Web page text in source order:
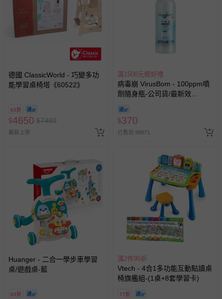
德國 ClassicWorld - 巧變多功
能學習桌椅塔《60522》
62折
$4650 $7480
最新上架
滿1500元贈好禮
病毒崩 VirusBom - 100ppm噴
劑隨身瓶-公司貨/最新效
$370
已售出 98971
Huanger - 二合一學步車學習
桌/遊戲桌-藍
83折
滿2件95折
Vtech - 4合1多功能互動點讀桌
椅旗艦組-(1桌+8套學習卡)
77折